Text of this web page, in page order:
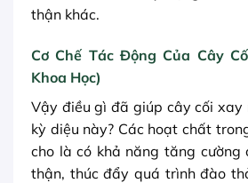
thận khác.
Cơ Chế Tác Động Của Cây
Khoa Học)
Vậy điều gì đã giúp cây cối xay
kỳ diệu này? Các hoạt chất
cho là có khả năng tăng cường
thận, thúc đẩy quá trình đào